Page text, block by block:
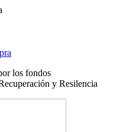
los fondos
y Resilencia